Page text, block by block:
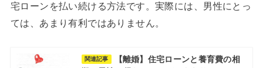
宅ローンを払い続ける方法です。実際には、男性にとっ
ては、あまり有利ではありません。
関連記事
【離婚】住宅ローンと養育費の相